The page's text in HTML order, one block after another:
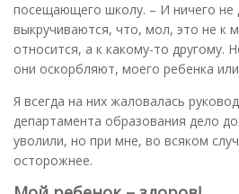
посещающего школу. – И ничего не
выкручиваются, что, мол, это не к
относится, а к какому-то другому.
они оскорбляют, моего ребенка или
Я всегда на них жаловалась
департамента образования дело
уволили, но при мне, во всяком
осторожнее.